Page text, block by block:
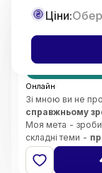
Ціни:
Репетитор
Онлайн
Зі мною ви не
справжньому
Моя мета -
складні теми -
Особливу увагу
концепцій
і